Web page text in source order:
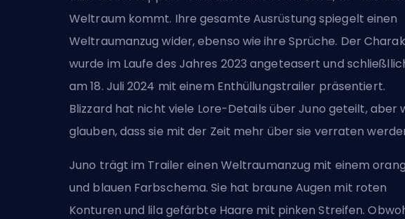
Weltraum kommt. Ihre gesamte Ausrüstung spiegelt einen
Weltraumanzug wider, ebenso wie ihre Sprüche. Der
wurde im Laufe des Jahres 2023 angeteasert und
am 18. Juli 2024 mit einem Enthüllungstrailer präsentiert.
Blizzard hat nicht viele Lore-Details über Juno geteilt, aber
glauben, dass sie mit der Zeit mehr über sie verraten
Juno trägt im Trailer einen Weltraumanzug mit einem
und blauen Farbschema. Sie hat braune Augen mit roten
Konturen und lila gefärbte Haare mit pinken Streifen.